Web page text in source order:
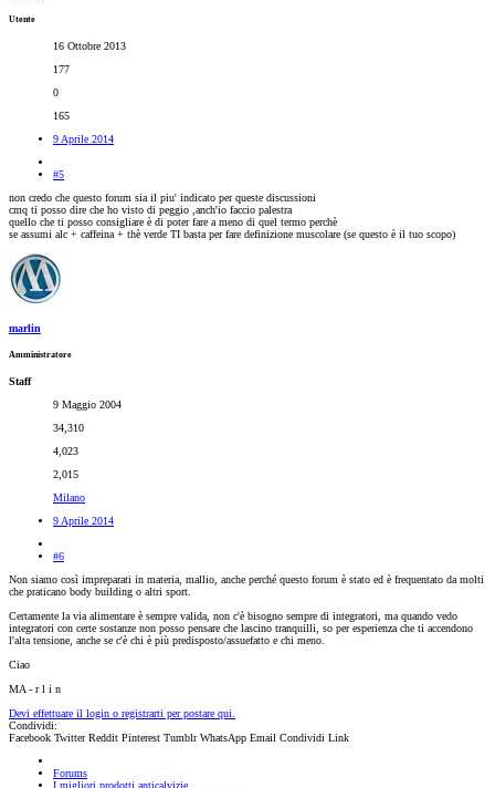
Utente
16 Ottobre 2013
177
0
165
9 Aprile 2014
#5
non credo che questo forum sia il piu' indicato per queste discussioni
cmq ti posso dire che ho visto di peggio ,anch'io faccio palestra
quello che ti posso consigliare è di poter fare a meno di quel termo perchè
se assumi alc + caffeina + thè verde TI basta per fare definizione muscolare (se questo è il tuo scopo)
marlin
Amministratore
Staff
9 Maggio 2004
34,310
4,023
2,015
Milano
9 Aprile 2014
#6
Non siamo così impreparati in materia, mallio, anche perché questo forum è stato ed è frequentato da molti
che praticano body building o altri sport.
Certamente la via alimentare è sempre valida, non c'è bisogno sempre di integratori, ma quando vedo
integratori con certe sostanze non posso pensare che lascino tranquilli, so per esperienza che ti accendono
l'alta tensione, anche se c'è chi è più predisposto/assuefatto e chi meno.
Ciao
MA - r l i n
Devi effettuare il login o registrarti per postare qui.
Condividi:
Facebook Twitter Reddit Pinterest Tumblr WhatsApp Email Condividi Link
Forums
I migliori prodotti anticalvizie